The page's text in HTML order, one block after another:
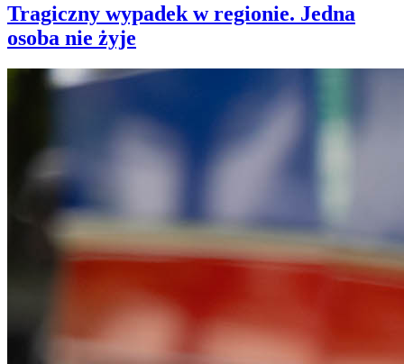
Tragiczny wypadek w regionie. Jedna
osoba nie żyje